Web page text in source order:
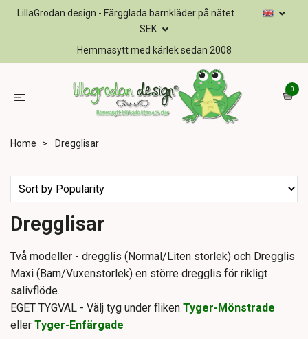
LillaGrodan design - Färgglada barnkläder på nätet
SEK
Hemmasytt med kärlek sedan 2008
0
Home Dregglisar
Dregglisar
Två modeller - dregglis (Normal/Liten storlek) och Dregglis
Maxi (Barn/Vuxenstorlek) en större dregglis för rikligt
salivflöde.
EGET TYGVAL - Välj tyg under fliken Tyger-Mönstrade
eller Tyger-Enfärgade